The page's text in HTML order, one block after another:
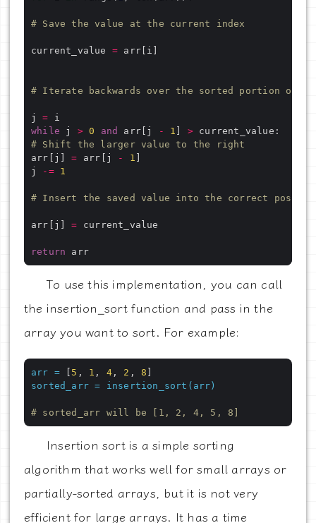
# Save the value at the current index
current_value =
# Iterate backwards over the sorted portion of
j =
while j > 0 and arr[j - 1 >
# Shift the larger value to the right
arr[j] = arr[j - 1
j
-= 1
# Insert the saved value into the correct
arr[j] =
return
To use this implementation, you can call
the insertion_sort function and pass in the
array you want to sort. For example:
arr = 5 , 1 , 4, 2 , 8
sorted_arr = insertion_sort(arr)
# sorted_arr will be [1, 2, 4, 5, 8]
Insertion sort is a simple sorting
algorithm that works well for small arrays or
partially-sorted arrays, but it is not very
efficient for large arrays. It has a time